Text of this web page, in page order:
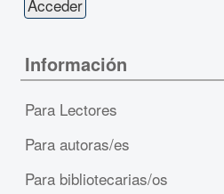
Información
Para Lectores
Para autoras/es
Para bibliotecarias/os